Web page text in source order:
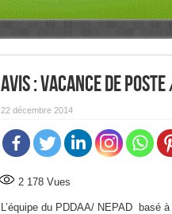
Avis : Vacance de
22 décembre 2014
2 178Vues
L’équipe du PDDAA/ NEPAD basé